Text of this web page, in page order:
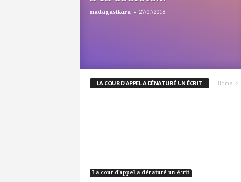
madagasikara - 27/07/2018
LA COUR D'APPEL A DÉNATURÉ UN ÉCRIT Home
La cour d'appel a dénaturé un écrit